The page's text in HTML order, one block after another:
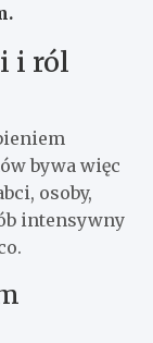
i ról
bywa więc
osoby,
intensywny